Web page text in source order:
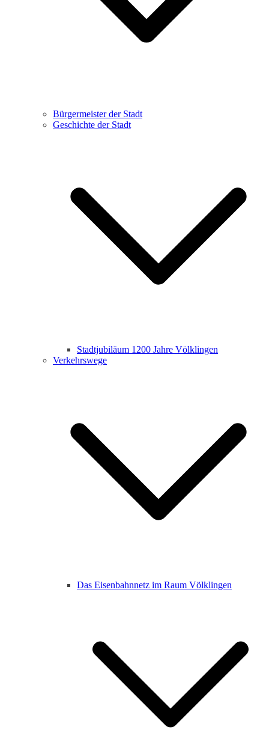
Bürgermeister der Stadt
Geschichte der Stadt
Stadtjubiläum 1200 Jahre Völklingen
Verkehrswege
Das Eisenbahnnetz im Raum Völklingen